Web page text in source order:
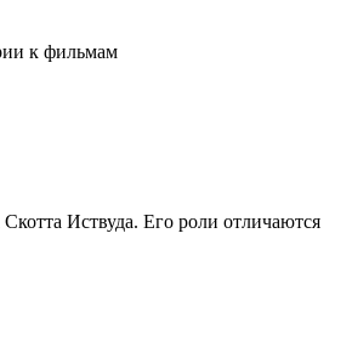
к фильмам
Скотта Иствуда. Его роли отличаются